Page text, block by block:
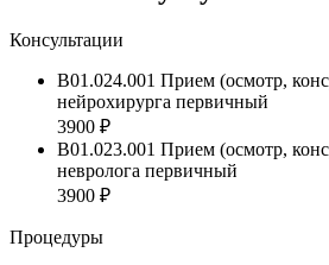
Консультации
B01.024.001 Прием (осмотр,
нейрохирурга первичный
3900 ₽
B01.023.001 Прием (осмотр,
невролога первичный
3900 ₽
Процедуры